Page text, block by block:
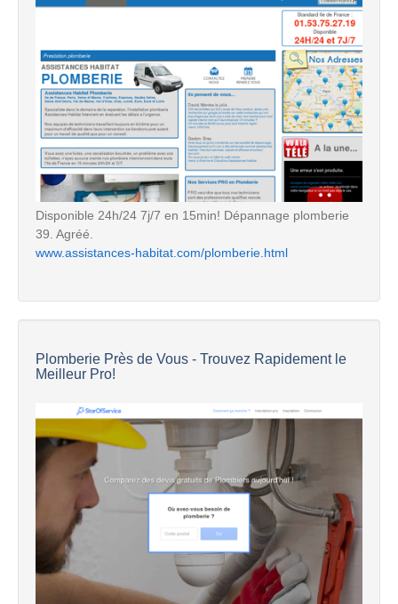
Disponible 24h/24 7j/7 en 15min! Dépannage plomberie
39. Agréé.
www.assistances-habitat.com/plomberie.html
Plomberie Près de Vous - Trouvez Rapidement le
Meilleur Pro!